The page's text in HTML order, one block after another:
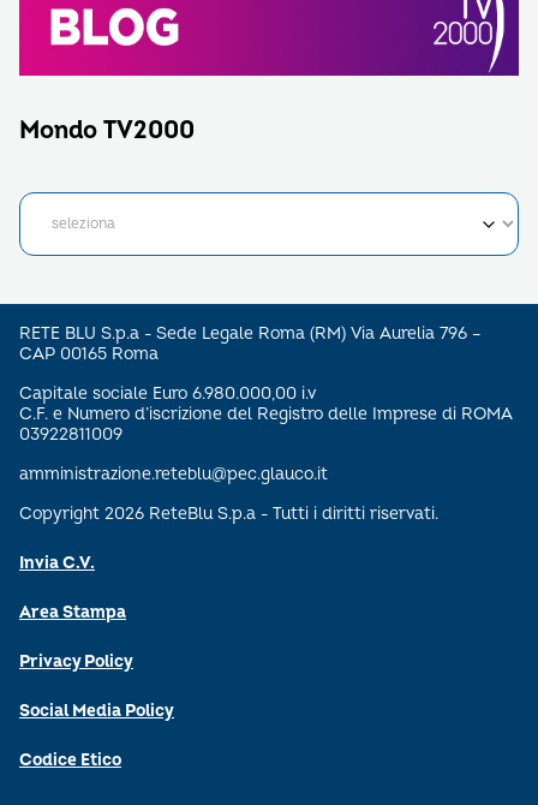
Mondo TV2000
RETE BLU S.p.a - Sede Legale Roma (RM) Via Aurelia 796 –
CAP 00165 Roma
Capitale sociale Euro 6.980.000,00 i.v
C.F. e Numero d’iscrizione del Registro delle Imprese di ROMA
03922811009
amministrazione.reteblu@pec.glauco.it
Copyright 2026 ReteBlu S.p.a - Tutti i diritti riservati.
Invia C.V.
Area Stampa
Privacy Policy
Social Media Policy
Codice Etico